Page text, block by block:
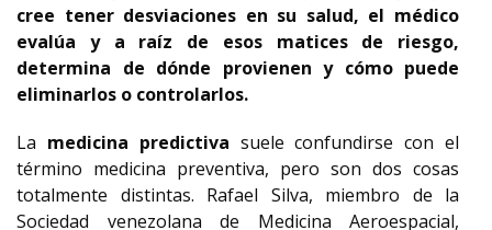
cree tener desviaciones en su salud, el médico
evalúa y a raíz de esos matices de riesgo,
determina de dónde provienen y cómo puede
eliminarlos o controlarlos.
La medicina predictiva suele confundirse con el
término medicina preventiva, pero son dos cosas
totalmente distintas. Rafael Silva, miembro de la
Sociedad venezolana de Medicina Aeroespacial,